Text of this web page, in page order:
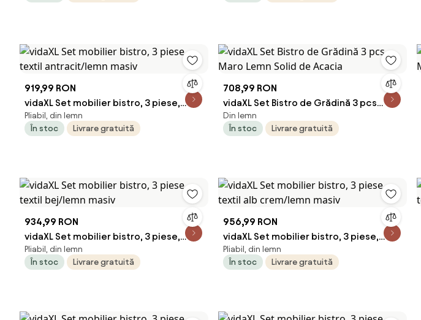
919,99 RON
vidaXL Set mobilier bistro, 3 piese,
textil antracit/lemn masiv
Pliabil, din lemn
În stoc
Livrare gratuită
708,99 RON
vidaXL Set Bistro de Grădină 3 pcs
Maro Lemn Solid de Acacia
Din lemn
În stoc
Livrare gratuită
934,99 RON
vidaXL Set mobilier bistro, 3 piese,
textil bej/lemn masiv
Pliabil, din lemn
În stoc
Livrare gratuită
956,99 RON
vidaXL Set mobilier bistro, 3 piese,
textil alb crem/lemn masiv
Pliabil, din lemn
În stoc
Livrare gratuită